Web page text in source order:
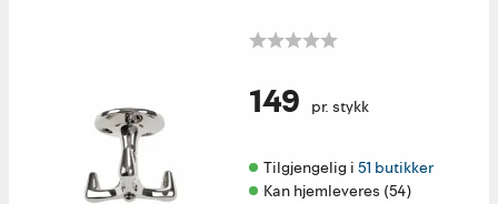
149 pr. stykk
Tilgjengelig i 51 butikker
Kan hjemleveres (54)